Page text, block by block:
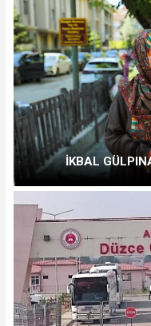
İKBAL